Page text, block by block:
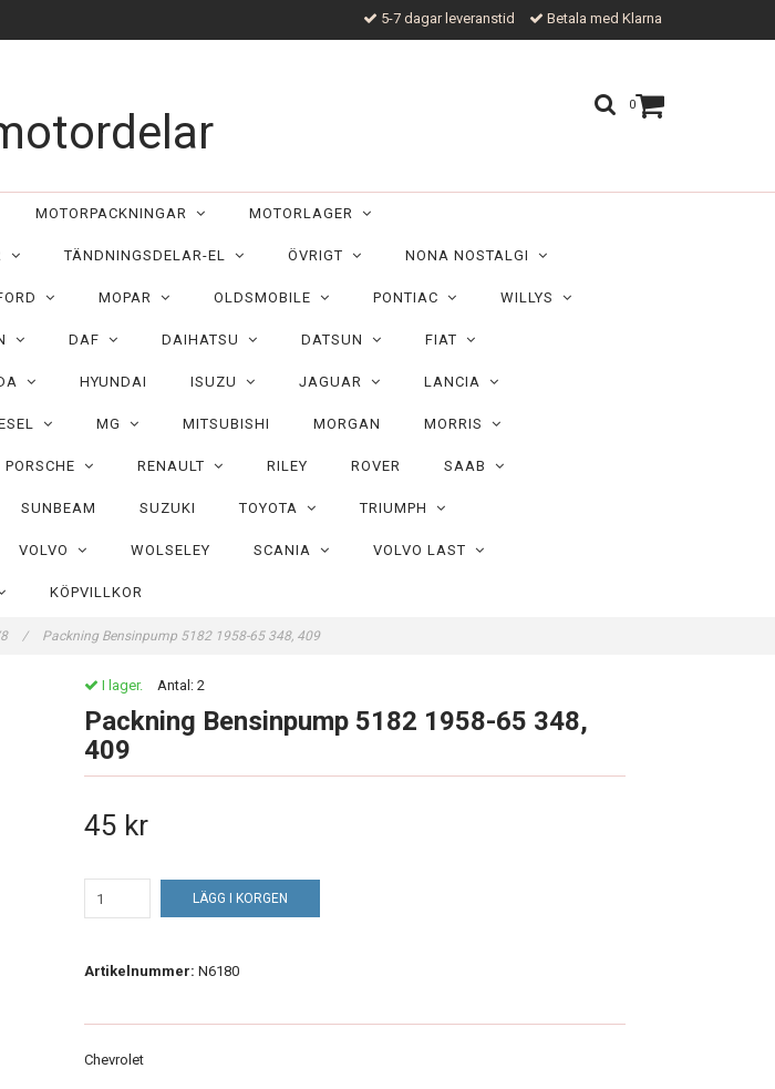
5-7 dagar leveranstid Betala med Klarna
0
MOTORPACKNINGAR MOTORLAGER
TÄNDNINGSDELAR-EL ÖVRIGT NONA NOSTALGI
MOPAR OLDSMOBILE PONTIAC WILLYS
DAF DAIHATSU DATSUN FIAT
HYUNDAI ISUZU JAGUAR LANCIA
MG MITSUBISHI MORGAN MORRIS
PORSCHE RENAULT RILEY ROVER SAAB
SUNBEAM SUZUKI TOYOTA TRIUMPH
VOLVO WOLSELEY SCANIA VOLVO LAST
KÖPVILLKOR
/ Packning Bensinpump 5182 1958-65 348, 409
I lager. Antal: 2
Packning Bensinpump 5182 1958-65 348,
409
45 kr
LÄGG I KORGEN
Artikelnummer: N6180
Chevrolet